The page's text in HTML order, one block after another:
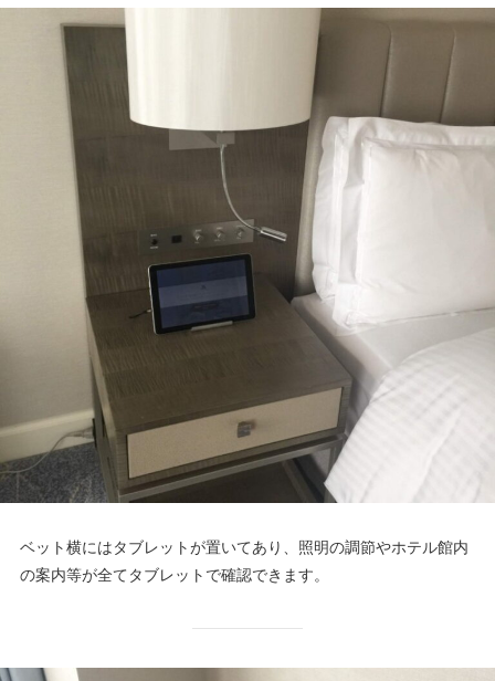
ベット横にはタブレットが置いてあり、照明の調節やホテル館内
の案内等が全てタブレットで確認できます。